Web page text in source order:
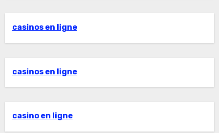
casinos en ligne
casinos en ligne
casino en ligne